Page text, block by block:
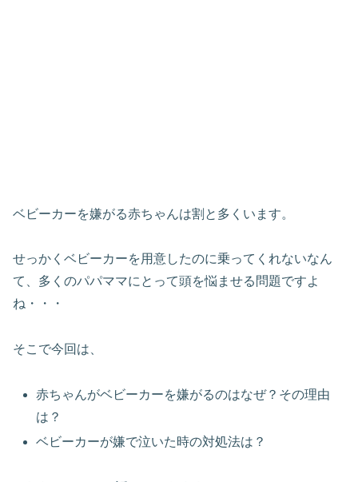
ベビーカーを嫌がる赤ちゃんは割と多くいます。
せっかくベビーカーを用意したのに乗ってくれないなん
て、多くのパパママにとって頭を悩ませる問題ですよ
ね・・・
そこで今回は、
赤ちゃんがベビーカーを嫌がるのはなぜ？その理由
は？
ベビーカーが嫌で泣いた時の対処法は？